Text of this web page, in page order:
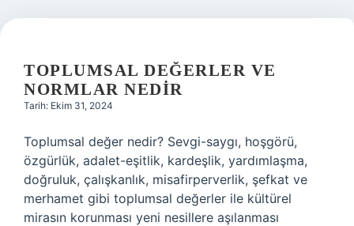
TOPLUMSAL DEĞERLER VE
NORMLAR NEDIR
Tarih: Ekim 31, 2024
Toplumsal değer nedir? Sevgi-saygı, hoşgörü,
özgürlük, adalet-eşitlik, kardeşlik, yardımlaşma,
doğruluk, çalışkanlık, misafirperverlik, şefkat ve
merhamet gibi toplumsal değerler ile kültürel
mirasın korunması yeni nesillere aşılanması